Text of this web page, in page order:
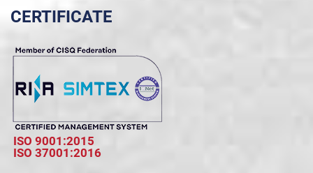
CERTIFICATE
ISO 9001:2015
ISO 37001:2016